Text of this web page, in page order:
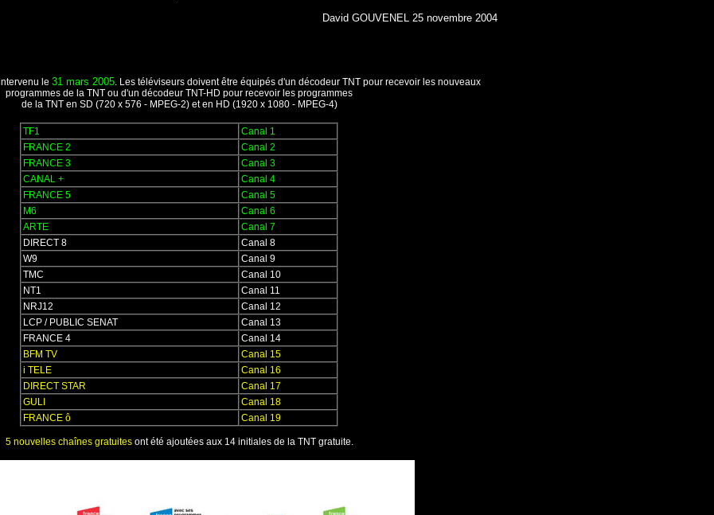
David GOUVENEL 25 novembre 2004
le 31 mars 2005. Les téléviseurs doivent être équipés d'un décodeur TNT pour recevoir les nouveaux
programmes de la TNT ou d'un décodeur TNT-HD pour recevoir les programmes
de la TNT en SD (720 x 576 - MPEG-2) et en HD (1920 x 1080 - MPEG-4)
TF1
Canal 1
FRANCE 2
Canal 2
FRANCE 3
Canal 3
CANAL +
Canal 4
FRANCE 5
Canal 5
M6
Canal 6
ARTE
Canal 7
DIRECT 8
Canal 8
W9
Canal 9
TMC
Canal 10
NT1
Canal 11
NRJ12
Canal 12
LCP / PUBLIC SENAT
Canal 13
FRANCE 4
Canal 14
BFM TV
Canal 15
i TELE
Canal 16
DIRECT STAR
Canal 17
GULI
Canal 18
FRANCE ô
Canal 19
5 nouvelles chaînes gratuitesont été ajoutées aux 14 initiales de la TNT gratuite.